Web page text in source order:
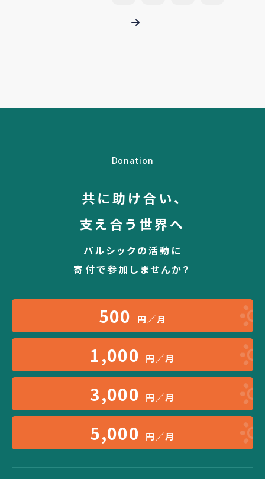
Donation
共に助け合い、
支え合う世界へ
パルシックの活動に
寄付で参加しませんか？
500 円／月
1,000 円／月
3,000 円／月
5,000 円／月